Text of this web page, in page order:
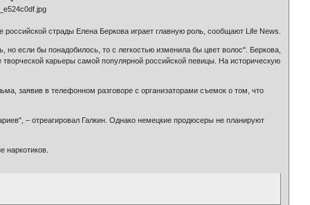
страды Елена Беркова играет главную роль, сообщают Life News.
если бы понадобилось, то с легкостью изменила бы цвет волос". Беркова,
карьеры самой популярной российской певицы. На историческую
заявив в телефонном разговоре с организаторами съемок о том, что
– отреагировал Галкин. Однако немецкие продюсеры не планируют
наркотиков.